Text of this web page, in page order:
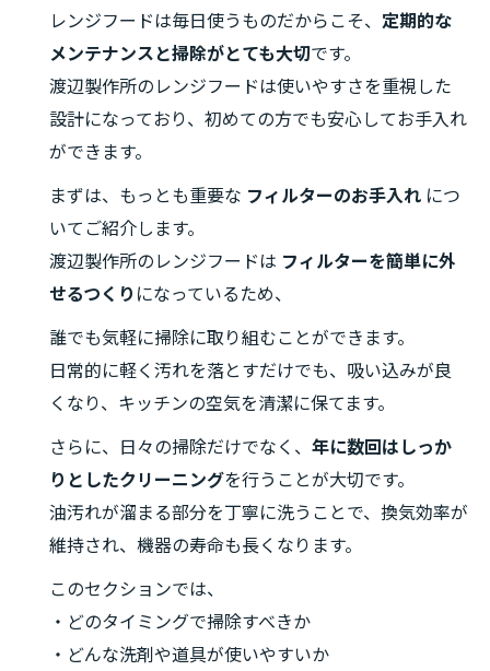
レンジフードは毎日使うものだからこそ、 定期的な
メンテナンスと掃除がとても大切です。
渡辺製作所のレンジフードは使いやすさを重視した
設計になっており、初めての方でも安心してお手入れ
ができます。
まずは、もっとも重要な フィルターのお手入れ につ
いてご紹介します。
渡辺製作所のレンジフードは フィルターを簡単に外
せるつくり になっているため、
誰でも気軽に掃除に取り組むことができます。
日常的に軽く汚れを落とすだけでも、吸い込みが良
くなり、キッチンの空気を清潔に保てます。
さらに、日々の掃除だけでなく、 年に数回はしっか
りとしたクリーニングを行うことが大切です。
油汚れが溜まる部分を丁寧に洗うことで、換気効率が
維持され、機器の寿命も長くなります。
このセクションでは、
・どのタイミングで掃除すべきか
・どんな洗剤や道具が使いやすいか